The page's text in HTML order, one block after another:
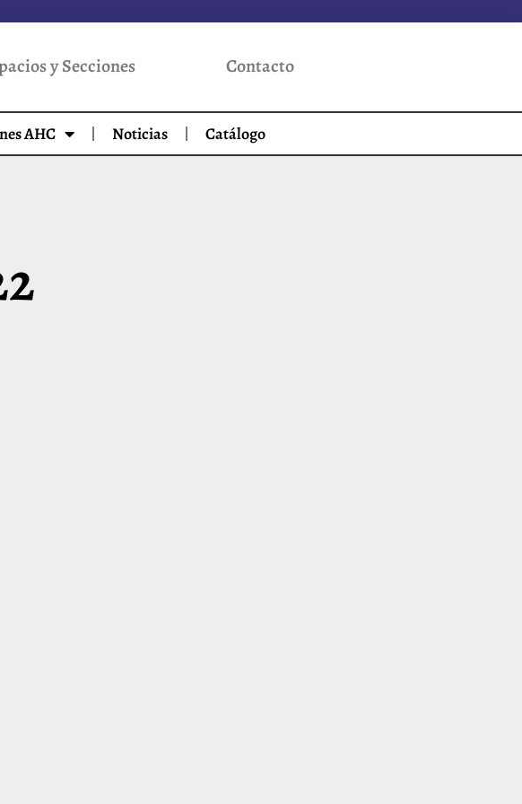
y Secciones Contacto
AHC Noticias Catálogo